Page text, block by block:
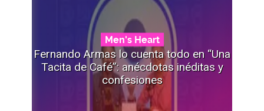
Men's Heart
Fernando Armas lo cuenta todo en “Una
Tacita de Café”: anécdotas inéditas y
confesiones